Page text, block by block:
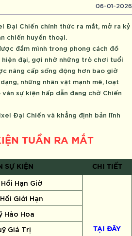
06-01-2026
Đại Chiến chính thức ra mắt, mở ra kỷ
chiến huyền thoại.
đắm mình trong phong cách đồ
đại, gợi nhớ những trò chơi tuổi
nâng cấp sống động hơn bao giờ
những nhân vật mạnh mẽ, loạt
sự kiện hấp dẫn đang chờ Chiến
Đại Chiến và khẳng định bản lĩnh
TUẦN RA MẮT
SỰ KIỆN CHI TIẾT
Hạn Giờ
TẠI ĐÂY
Giới Hạn
Hào Hoa
Giá Trị